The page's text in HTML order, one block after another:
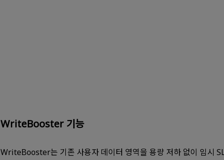
WriteBooster 기능
WriteBooster는 기존 사용자 데이터 영역을 용량 저하 없이 임시